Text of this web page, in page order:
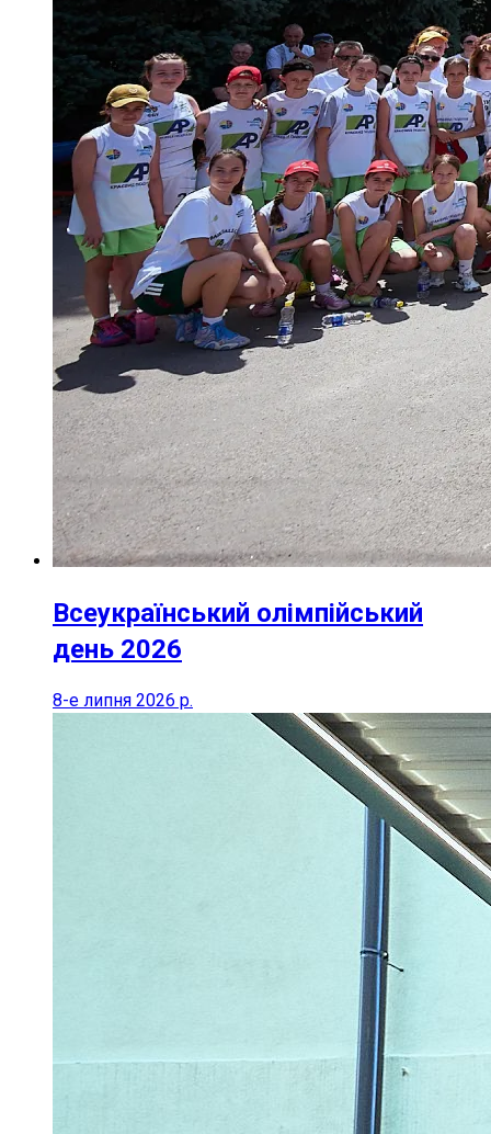
Всеукраїнський олімпійський
день 2026
8-е липня 2026 р.